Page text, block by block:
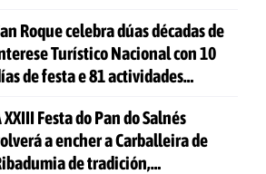
Roque celebra dúas décadas de
Turístico Nacional con 10
de festa e 81 actividades
XXIII Festa do Pan do Salnés
a encher a Carballeira de
de tradición,